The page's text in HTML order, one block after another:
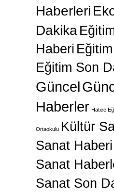
Haberleri
Dakika
Haberi
Eğitim Son
Güncel
Haberler Hatice
Ortaokulu Kültür
Sanat Haberi
Sanat
Sanat Son